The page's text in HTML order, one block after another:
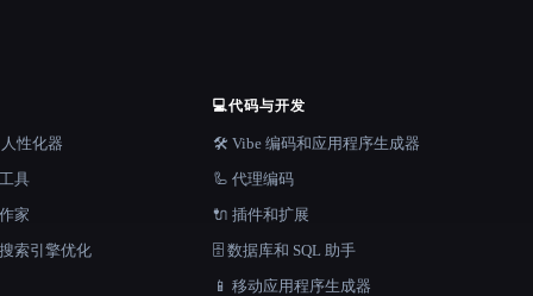
性化器
具
家
索引擎优化
💻代码与开发
🛠️ Vibe 编码和应用程序生成器
🦾 代理编码
🔌 插件和扩展
🗄️ 数据库和 SQL 助手
📱 移动应用程序生成器